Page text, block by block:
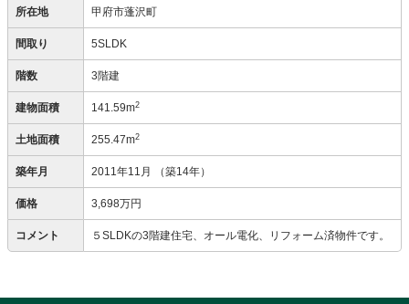
所在地 甲府市蓬沢町
間取り 5SLDK
階数 3階建
建物面積 141.59m2
土地面積 255.47m2
築年月 2011年11月 （築14年）
価格 3,698万円
コメント ５SLDKの3階建住宅、オール電化、リフォーム済物件です。